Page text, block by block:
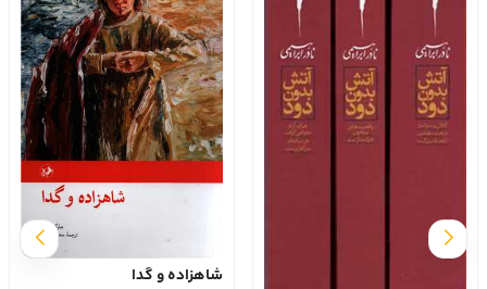
شاهزاده و گدا